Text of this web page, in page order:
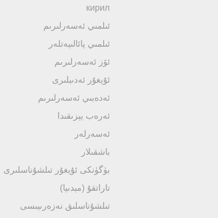
кирил
ئىلمىي ئەسەرلىرىم
ئىلمىي پائالىيەتلەر
ئۆز ئەسەرلىرىم
ئۇيغۇر ئەدىبلىرى
ئەدەبىي ئەسەرلىرىم
ئەرەب يېزىقىدا
ئەسەرلەر
باشقىلار
بۈگۈنكى ئۇيغۇر تىلشۇناسلىرى
تاراتقۇ (مېدىيا)
تىلشۇناسلىق نەزەرىيىسى